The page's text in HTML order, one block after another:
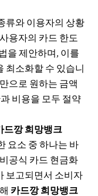
류와 이용자의 상황
용자의 카드 한도
을 제안하며, 이를
최소화할 수 있습니
으로 원하는 금액
비용을 모두 절약
드깡 희망뱅크
요소 중 하나는 바
공식 카드 현금화
보고되면서 소비자
카드깡 희망뱅크